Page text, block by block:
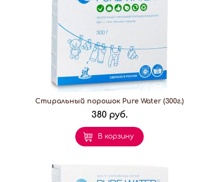
Стиральный порошок Pure Water (300г.)
380 руб.
В корзину